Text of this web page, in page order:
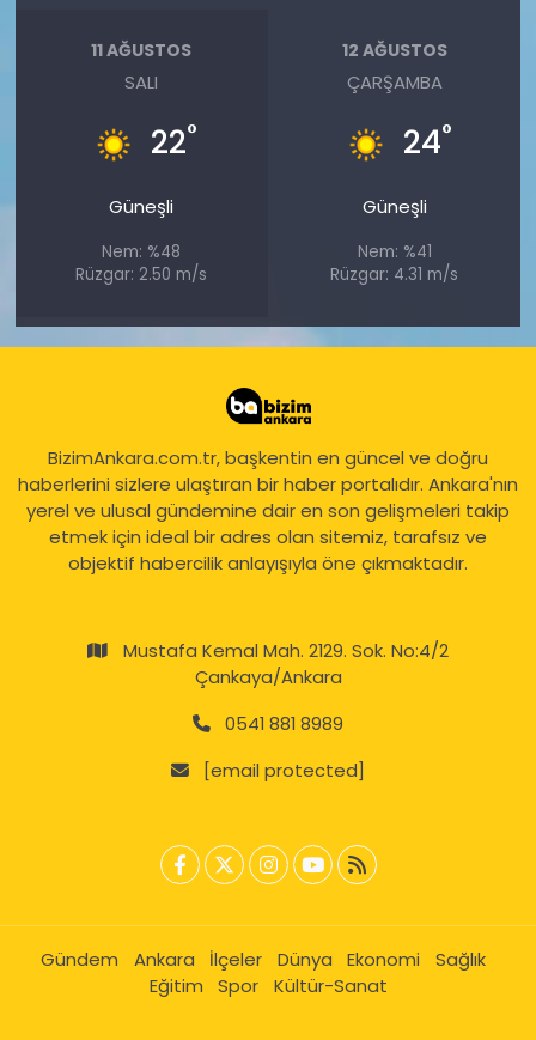
11 AĞUSTOS
SALI
22°
Güneşli
Nem: %48
Rüzgar: 2.50 m/s
12 AĞUSTOS
ÇARŞAMBA
24°
Güneşli
Nem: %41
Rüzgar: 4.31 m/s
BizimAnkara.com.tr, başkentin en güncel ve doğru
haberlerini sizlere ulaştıran bir haber portalıdır. Ankara'nın
yerel ve ulusal gündemine dair en son gelişmeleri takip
etmek için ideal bir adres olan sitemiz, tarafsız ve
objektif habercilik anlayışıyla öne çıkmaktadır.
Mustafa Kemal Mah. 2129. Sok. No:4/2
Çankaya/Ankara
0541 881 8989
[email protected]
Gündem Ankara İlçeler Dünya Ekonomi
Sağlık
Eğitim
Spor Kültür-Sanat